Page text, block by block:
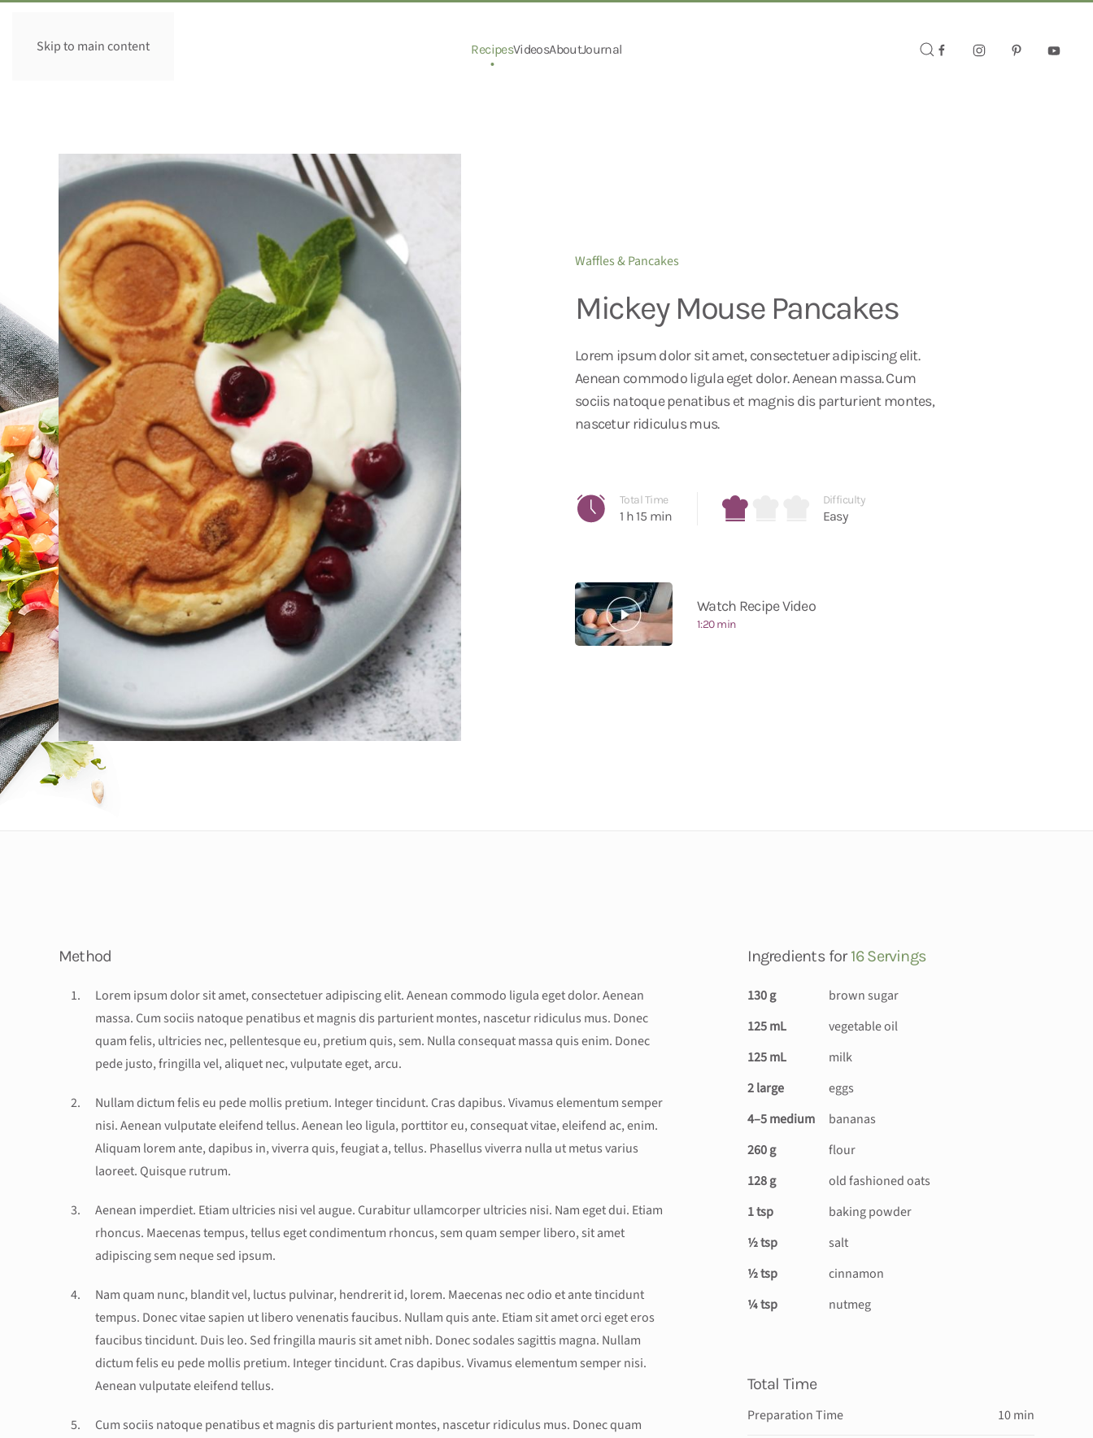
Skip to main content RecipesVideosAboutJournal
Waffles & Pancakes
Mickey Mouse Pancakes
Lorem ipsum dolor sit amet, consectetuer adipiscing elit.
Aenean commodo ligula eget dolor. Aenean massa. Cum
sociis natoque penatibus et magnis dis parturient montes,
nascetur ridiculus mus.
Total Time
1 h 15 min
Difficulty
Easy
Watch Recipe Video
1:20 min
Ingredients for16 Servings
130 g
brown sugar
125 mL
vegetable oil
125 mL
milk
2 large
eggs
4–5 medium
bananas
260 g
flour
128 g
old fashioned oats
1 tsp
baking powder
½ tsp
salt
½ tsp
cinnamon
¼ tsp
nutmeg
Total Time
Preparation Time 10 min
Method
Lorem ipsum dolor sit amet, consectetuer adipiscing elit. Aenean commodo ligula eget dolor. Aenean
massa. Cum sociis natoque penatibus et magnis dis parturient montes, nascetur ridiculus mus. Donec
quam felis, ultricies nec, pellentesque eu, pretium quis, sem. Nulla consequat massa quis enim. Donec
pede justo, fringilla vel, aliquet nec, vulputate eget, arcu.
Nullam dictum felis eu pede mollis pretium. Integer tincidunt. Cras dapibus. Vivamus elementum semper
nisi. Aenean vulputate eleifend tellus. Aenean leo ligula, porttitor eu, consequat vitae, eleifend ac, enim.
Aliquam lorem ante, dapibus in, viverra quis, feugiat a, tellus. Phasellus viverra nulla ut metus varius
laoreet. Quisque rutrum.
Aenean imperdiet. Etiam ultricies nisi vel augue. Curabitur ullamcorper ultricies nisi. Nam eget dui. Etiam
rhoncus. Maecenas tempus, tellus eget condimentum rhoncus, sem quam semper libero, sit amet
adipiscing sem neque sed ipsum.
Nam quam nunc, blandit vel, luctus pulvinar, hendrerit id, lorem. Maecenas nec odio et ante tincidunt
tempus. Donec vitae sapien ut libero venenatis faucibus. Nullam quis ante. Etiam sit amet orci eget eros
faucibus tincidunt. Duis leo. Sed fringilla mauris sit amet nibh. Donec sodales sagittis magna. Nullam
dictum felis eu pede mollis pretium. Integer tincidunt. Cras dapibus. Vivamus elementum semper nisi.
Aenean vulputate eleifend tellus.
Cum sociis natoque penatibus et magnis dis parturient montes, nascetur ridiculus mus. Donec quam